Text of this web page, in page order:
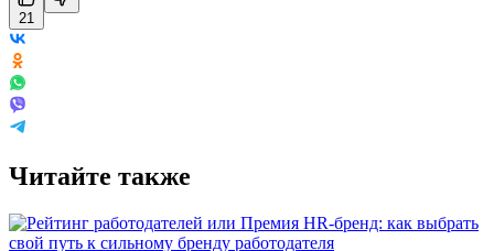
21
Читайте также